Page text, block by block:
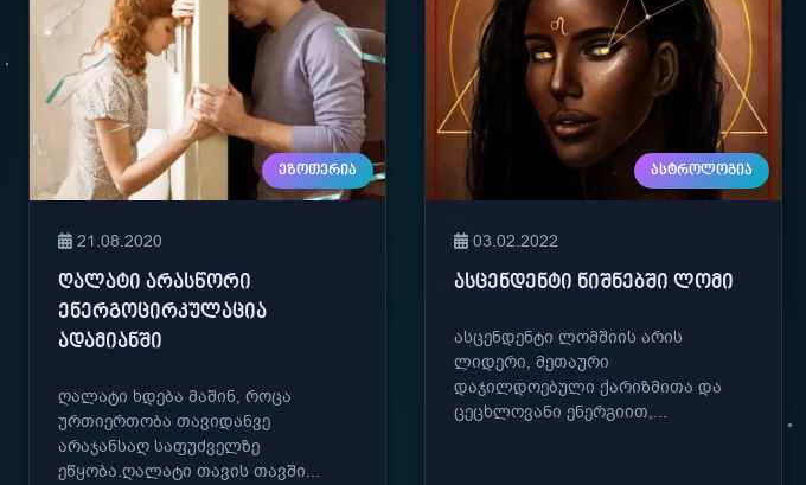
ᲔᲖᲝᲗᲔᲠᲘᲐ
21.08.2020
ᲦᲐᲚᲐᲢᲘ ᲐᲠᲐᲡᲬᲝᲠᲘ
ᲔᲜᲔᲠᲒᲝᲪᲘᲠᲙᲣᲚᲐᲪᲘᲐ
ᲐᲓᲐᲛᲘᲐᲜᲨᲘ
ღალატი ხდება მაშინ, როცა
ურთიერთობა თავიდანვე
არაჯანსაღ საფუძველზე
ეწყობა.ღალატი თავის თავში...
ᲐᲡᲢᲠᲝᲚᲝᲒᲘᲐ
03.02.2022
ᲐᲡᲪᲔᲜᲓᲔᲜᲢᲘ ᲜᲘᲨᲜᲔᲑᲨᲘ ᲚᲝᲛᲘ
ასცენდენტი ლომშიის არის
ლიდერი, მეთაური
დაჯილდოებული ქარიზმითა და
ცეცხლოვანი ენერგიით,...